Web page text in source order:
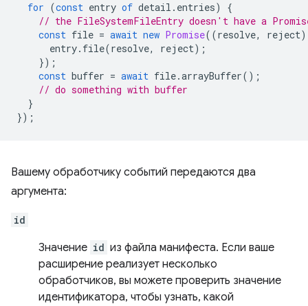
for (const entry of detail . entries)
{
// the FileSystemFileEntry doesn't have a
const file = await new Promise((resolve, reject)
entry. file(resolve, reject);
});
const buffer = await file.arrayBuffer();
// do something with buffer
}
});
Вашему обработчику событий передаются два
аргумента:
id
Значение id из файла манифеста. Если ваше
расширение реализует несколько
обработчиков, вы можете проверить значение
идентификатора, чтобы узнать, какой